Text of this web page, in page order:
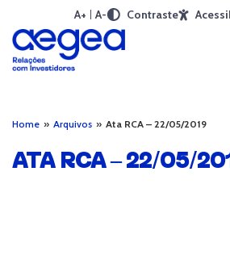
A+ A- Contraste
Home » Arquivos » Ata RCA – 22/05/2019
ATA RCA – 22/05/